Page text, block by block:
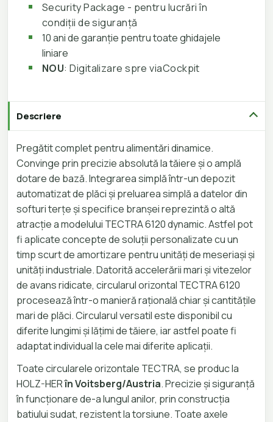
Security Package - pentru lucrări în
condiții de siguranță
10 ani de garanție pentru toate ghidajele
liniare
NOU: Digitalizare spre viaCockpit
Descriere
Pregătit complet pentru alimentări dinamice.
Convinge prin precizie absolută la tăiere și o amplă
dotare de bază. Integrarea simplă într-un depozit
automatizat de plăci și preluarea simplă a datelor din
softuri terțe și specifice branșei reprezintă o altă
atracție a modelului TECTRA 6120 dynamic. Astfel pot
fi aplicate concepte de soluții personalizate cu un
timp scurt de amortizare pentru unități de meseriași și
unități industriale. Datorită accelerării mari și vitezelor
de avans ridicate, circularul orizontal TECTRA 6120
procesează într-o manieră rațională chiar și cantitățile
mari de plăci. Circularul versatil este disponibil cu
diferite lungimi și lățimi de tăiere, iar astfel poate fi
adaptat individual la cele mai diferite aplicații.
Toate circularele orizontale TECTRA, se produc la
HOLZ-HERîn Voitsberg/Austria. Precizie și siguranță
în funcționare de-a lungul anilor, prin construcția
batiului sudat, rezistent la torsiune. Toate axele